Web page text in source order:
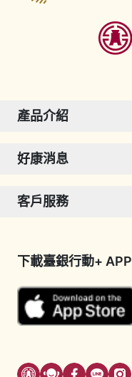
產品介紹
好康消息
客戶服務
下載臺銀行動+ APP